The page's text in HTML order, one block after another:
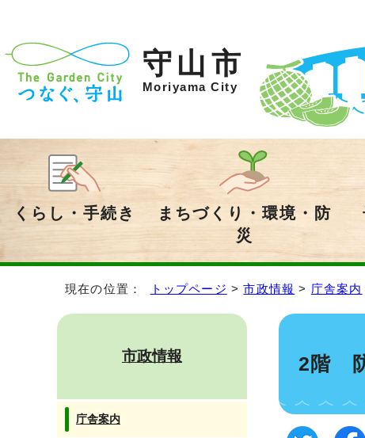
守山市
Moriyama City
くらし・手続き
まちづくり・環境・防
災
現在の位置： トップページ >市政情報 > 庁舎案内
2階
市政情報
庁舎案内